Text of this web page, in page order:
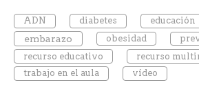
ADN diabetes educación
embarazo obesidad
recurso educativo
recurso
trabajo en el aula
vídeo